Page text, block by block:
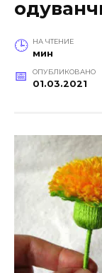
НА ЧТЕНИЕ
мин
ОПУБЛИКОВАНО
01.03.2021